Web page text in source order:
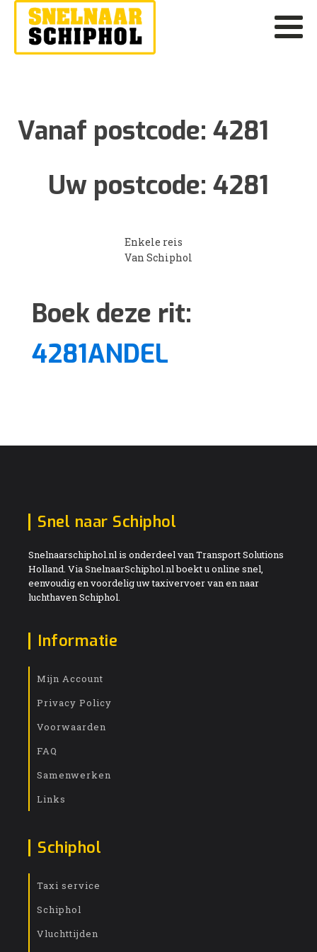
Vanaf postcode: 4281
Uw postcode: 4281
Enkele reis
Van Schiphol
Boek deze rit:
4281ANDEL
Snel naar Schiphol
Snelnaarschiphol.nl is onderdeel van Transport Solutions
Holland. Via SnelnaarSchiphol.nl boekt u online snel,
eenvoudig en voordelig uw taxivervoer van en naar
luchthaven Schiphol.
Informatie
Mijn Account
Privacy Policy
Voorwaarden
FAQ
Samenwerken
Links
Schiphol
Taxi service
Schiphol
Vluchttijden